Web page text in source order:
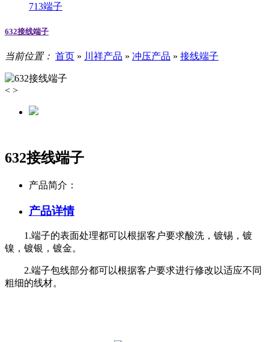
713端子
632接线端子
当前位置： 首页 » 川祥产品 » 冲压产品 » 接线端子
< >
632接线端子
产品简介：
产品详情
1.端子的表面处理都可以根据客户要求酸洗，镀锡，镀
镍，镀银，镀金。
2.端子包线部分都可以根据客户要求进行修改以适应不同
粗细的线材。